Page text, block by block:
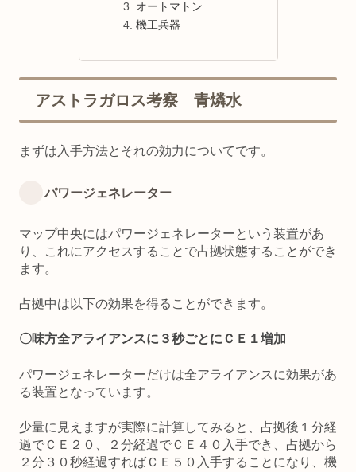
オートマトン
機工兵器
アストラガロス考察 青燐水
まずは入手方法とそれの効力についてです。
パワージェネレーター
マップ中央にはパワージェネレーターという装置があ
り、これにアクセスすることで占拠状態することができ
ます。
占拠中は以下の効果を得ることができます。
〇味方全アライアンスに３秒ごとにＣＥ１増加
パワージェネレーターだけは全アライアンスに効果があ
る装置となっています。
少量に見えますが実際に計算してみると、占拠後１分経
過でＣＥ２０、２分経過でＣＥ４０入手でき、占拠から
２分３０秒経過すればＣＥ５０入手することになり、機